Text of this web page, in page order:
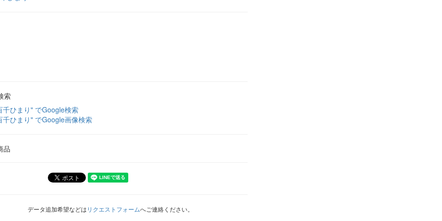
索
千ひまり" でGoogle検索
千ひまり" でGoogle画像検索
品
データ追加希望などはリクエストフォームへご連絡ください。